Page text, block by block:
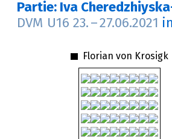
Partie: Iva
DVM U16 23. –27.06.2021
Florian von Krosigk